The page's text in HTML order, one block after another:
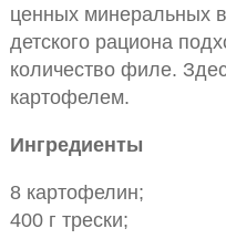
ценных минеральных
детского рациона
количество филе.
картофелем.
Ингредиенты
8 картофелин;
400 г трески;